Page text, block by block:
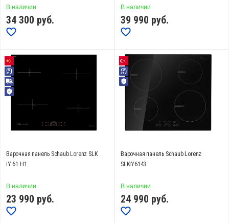
от
Глубина, см
от
В наличии
34 300 руб.
В наличии
39 990 руб.
Варочная панель Schaub Lorenz SLK
IY 61 H1
В наличии
23 990 руб.
Варочная панель Schaub Lorenz
SLKIY6143
В наличии
24 990 руб.